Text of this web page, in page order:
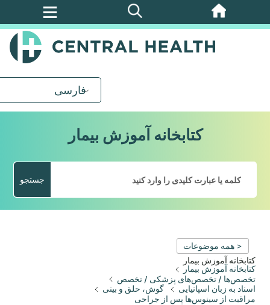
پرش
فارسی
کتابخانه آموزش بیمار
جستجو
< همه موضوعات
کتابخانه آموزش بیمار
کتابخانه آموزش بیمار
تخصص‌ها / تخصص‌های پزشکی / تخصص
اسناد به زبان اسپانیایی
گوش، حلق و بینی
مراقبت از سینوس‌ها پس از جراحی